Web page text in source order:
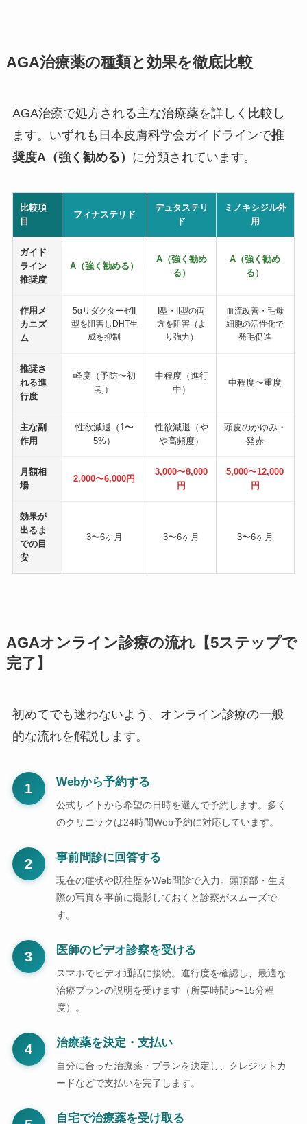
AGA治療薬の種類と効果を徹底比較
AGA治療で処方される主な治療薬を詳しく比較し
ます。いずれも日本皮膚科学会ガイドラインで推
奨度A（強く勧める） に分類されています。
比較項
目
フィナステリド
デュタステリ
ド
ミノキシジル外
用
ガイド
ライン
推奨度
A（強く勧める）
A（強く勧め
る）
A（強く勧め
る）
作用メ
カニズ
ム
5αリダクターゼII
型を阻害しDHT生
成を抑制
I型・II型の両
方を阻害（よ
り強力）
血流改善・毛母
細胞の活性化で
発毛促進
推奨さ
れる進
行度
軽度（予防〜初
期）
中程度（進行
中）
中程度〜重度
主な副
作用
性欲減退（1〜
5%）
性欲減退（や
や高頻度）
頭皮のかゆみ・
発赤
月額相
場
2,000〜6,000円
3,000〜8,000
円
5,000〜12,000
円
効果が
出るま
での目
安
3〜6ヶ月 3〜6ヶ月 3〜6ヶ月
AGAオンライン診療の流れ【5ステップで
完了】
初めてでも迷わないよう、オンライン診療の一般
的な流れを解説します。
1 Webから予約する
公式サイトから希望の日時を選んで予約します。多く
のクリニックは24時間Web予約に対応しています。
2 事前問診に回答する
現在の症状や既往歴をWeb問診で入力。頭頂部・生え
際の写真を事前に撮影しておくと診察がスムーズで
す。
3 医師のビデオ診察を受ける
スマホでビデオ通話に接続。進行度を確認し、最適な
治療プランの説明を受けます（所要時間5〜15分程
度）。
4 治療薬を決定・支払い
自分に合った治療薬・プランを決定し、クレジットカ
ードなどで支払いを完了します。
自宅で治療薬を受け取る